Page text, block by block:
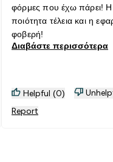
φόρμες που έχω πάρει! Η
ποιότητα τέλεια και η
φοβερή!
Διαβάστε περισσότερα
Helpful (0)
Report